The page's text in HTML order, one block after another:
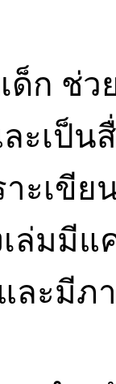
ก ช่ว
ะเป็น
าะเขี
ล่มมี
ละมี